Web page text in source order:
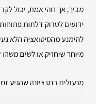
מביך, אך זוהי אמת, יכול
ידועים לטרוק דלתות
להימנע מהסיטואציה הלא
מיוחד שיחזיק או לשים
מנעולים בנס ציונה שהגיע